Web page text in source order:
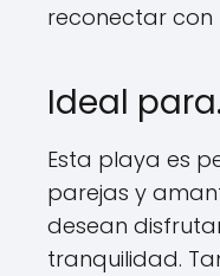
reconectar con
Ideal
Esta playa es
parejas y
desean
tranquilidad.